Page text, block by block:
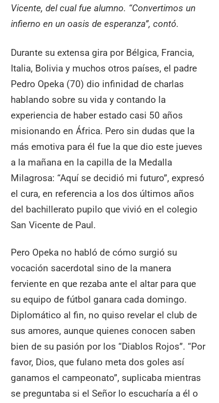
Vicente, del cual fue alumno. “Convertimos un
infierno en un oasis de esperanza”, contó.
Durante su extensa gira por Bélgica, Francia,
Italia, Bolivia y muchos otros países, el padre
Pedro Opeka (70) dio infinidad de charlas
hablando sobre su vida y contando la
experiencia de haber estado casi 50 años
misionando en África. Pero sin dudas que la
más emotiva para él fue la que dio este jueves
a la mañana en la capilla de la Medalla
Milagrosa: “Aquí se decidió mi futuro”, expresó
el cura, en referencia a los dos últimos años
del bachillerato pupilo que vivió en el colegio
San Vicente de Paul.
Pero Opeka no habló de cómo surgió su
vocación sacerdotal sino de la manera
ferviente en que rezaba ante el altar para que
su equipo de fútbol ganara cada domingo.
Diplomático al fin, no quiso revelar el club de
sus amores, aunque quienes conocen saben
bien de su pasión por los “Diablos Rojos”. “Por
favor, Dios, que fulano meta dos goles así
ganamos el campeonato”, suplicaba mientras
se preguntaba si el Señor lo escucharía a él o